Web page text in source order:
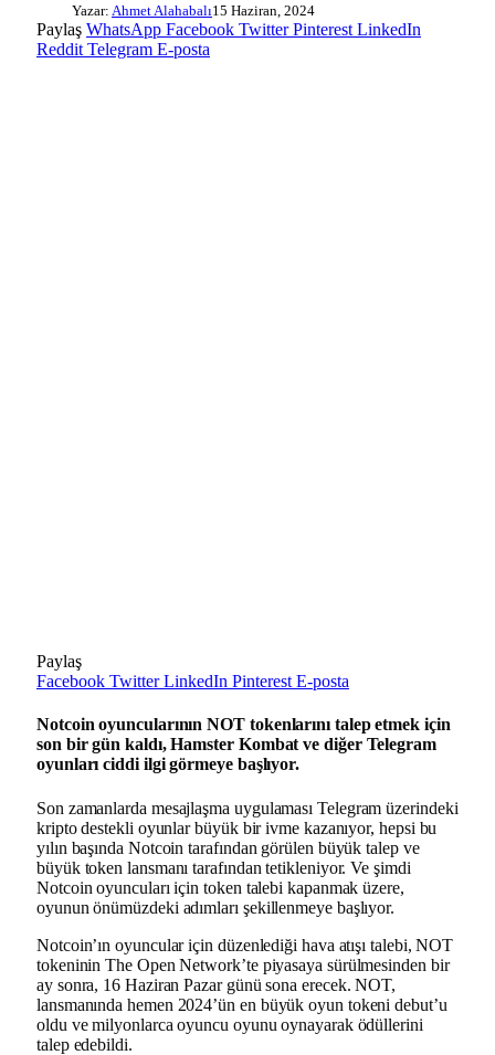
Yazar: Ahmet Alahabalı15 Haziran, 2024
Paylaş WhatsApp Facebook Twitter Pinterest LinkedIn
Reddit Telegram E-posta
Paylaş
Facebook Twitter LinkedIn Pinterest E-posta
Notcoin oyuncularının NOT tokenlarını talep etmek için
son bir gün kaldı, Hamster Kombat ve diğer Telegram
oyunları ciddi ilgi görmeye başlıyor.
Son zamanlarda mesajlaşma uygulaması Telegram üzerindeki
kripto destekli oyunlar büyük bir ivme kazanıyor, hepsi bu
yılın başında Notcoin tarafından görülen büyük talep ve
büyük token lansmanı tarafından tetikleniyor. Ve şimdi
Notcoin oyuncuları için token talebi kapanmak üzere,
oyunun önümüzdeki adımları şekillenmeye başlıyor.
Notcoin’ın oyuncular için düzenlediği hava atışı talebi, NOT
tokeninin The Open Network’te piyasaya sürülmesinden bir
ay sonra, 16 Haziran Pazar günü sona erecek. NOT,
lansmanında hemen 2024’ün en büyük oyun tokeni debut’u
oldu ve milyonlarca oyuncu oyunu oynayarak ödüllerini
talep edebildi.